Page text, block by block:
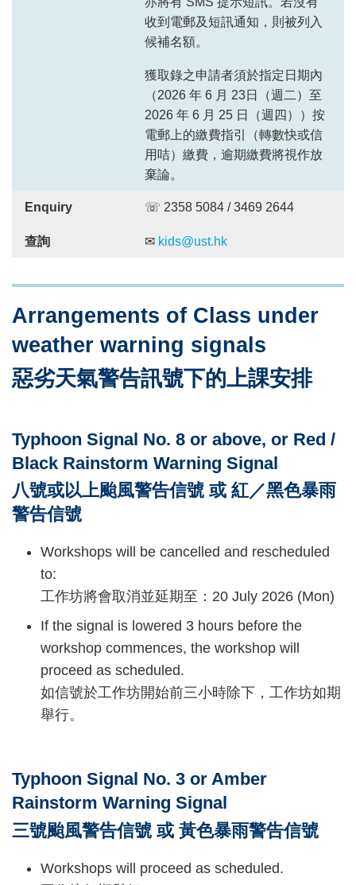
亦將有 SMS 提示短訊。若沒有
收到電郵及短訊通知，則被列入
候補名額。
獲取錄之申請者須於指定日期內
（2026 年 6 月 23日（週二）至
2026 年 6 月 25 日（週四））按
電郵上的繳費指引（轉數快或信
用咭）繳費，逾期繳費將視作放
棄論。
Enquiry
查詢
☏ 2358 5084 / 3469 2644
✉ kids@ust.hk
Area
Arrangements of Class under
weather warning signals
惡劣天氣警告訊號下的上課安排
Typhoon Signal No. 8 or above, or Red /
Black Rainstorm Warning Signal
八號或以上颱風警告信號 或 紅／黑色暴雨
警告信號
Workshops will be cancelled and rescheduled
to:
工作坊將會取消並延期至：20 July 2026 (Mon)
If the signal is lowered 3 hours before the
workshop commences, the workshop will
proceed as scheduled.
如信號於工作坊開始前三小時除下，工作坊如期
舉行。
Typhoon Signal No. 3 or Amber
Rainstorm Warning Signal
三號颱風警告信號 或 黃色暴雨警告信號
Workshops will proceed as scheduled.